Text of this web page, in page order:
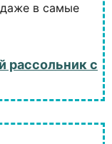
в самые
рассольник с